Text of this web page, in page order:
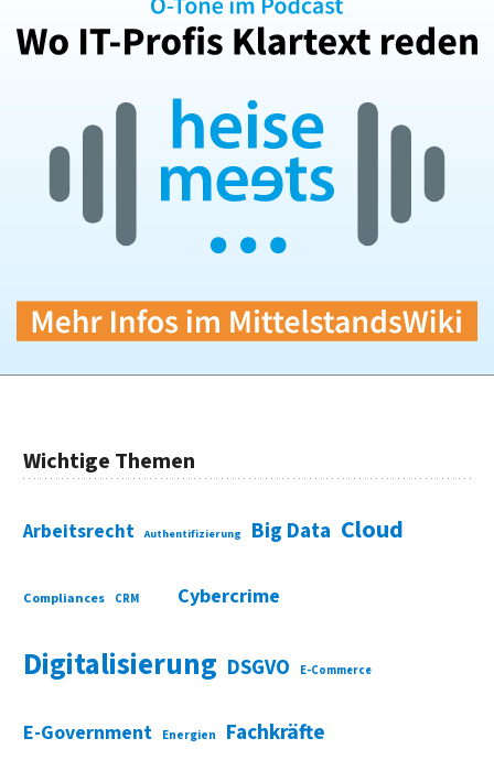
Wichtige Themen
Arbeitsrecht Authentifizierung Big Data Cloud
Compliances CRM Cybercrime
Digitalisierung DSGVO E-Commerce
E-Government Energien Fachkräfte